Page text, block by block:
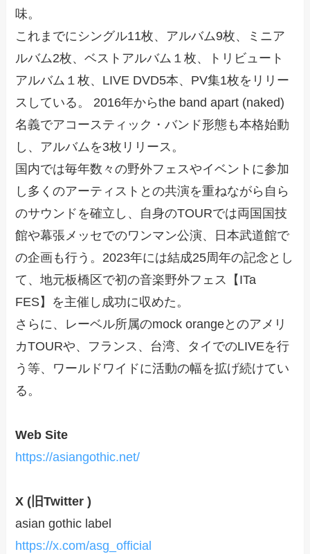
味。
これまでにシングル11枚、アルバム9枚、ミニア
ルバム2枚、ベストアルバム１枚、トリビュート
アルバム１枚、LIVE DVD5本、PV集1枚をリリー
スしている。 2016年からthe band apart (naked)
名義でアコースティック・バンド形態も本格始動
し、アルバムを3枚リリース。
国内では毎年数々の野外フェスやイベントに参加
し多くのアーティストとの共演を重ねながら自ら
のサウンドを確立し、自身のTOURでは両国国技
館や幕張メッセでのワンマン公演、日本武道館で
の企画も行う。2023年には結成25周年の記念とし
て、地元板橋区で初の音楽野外フェス【ITa
FES】を主催し成功に収めた。
さらに、レーベル所属のmock orangeとのアメリ
カTOURや、フランス、台湾、タイでのLIVEを行
う等、ワールドワイドに活動の幅を拡げ続けてい
る。
Web Site
https://asiangothic.net/
X (旧Twitter )
asian gothic label
https://x.com/asg_official